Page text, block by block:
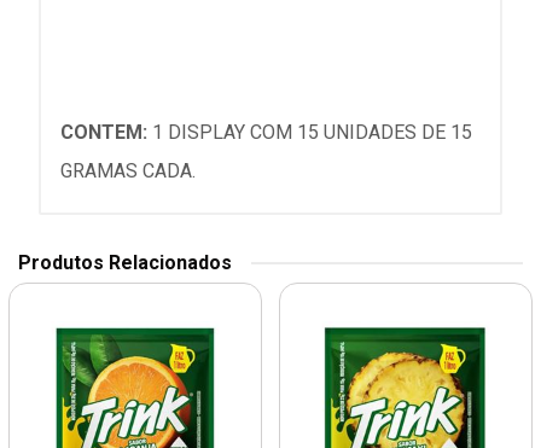
CONTEM: 1 DISPLAY COM 15 UNIDADES DE 15
GRAMAS CADA.
Produtos Relacionados